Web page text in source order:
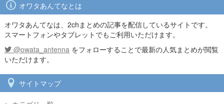
オワタあんてなとは
オワタあんてなは、2chまとめの記事を配信しているサイトです。
スマートフォンやタブレットでもご利用いただけます。
@owata_antenna をフォローすることで最新の人気まとめが閲覧
いただけます。
サイトマップ